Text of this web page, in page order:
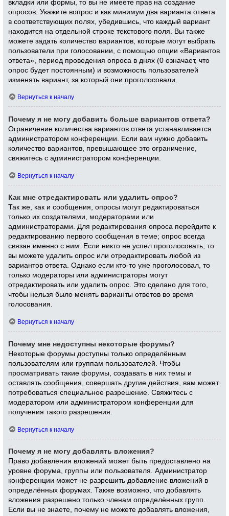
вкладки или формы, то вы не имеете прав на создание
опросов. Укажите вопрос и как минимум два варианта ответа
в соответствующих полях, убедившись, что каждый вариант
находится на отдельной строке текстового поля. Вы также
можете задать количество вариантов, которые могут выбрать
пользователи при голосовании, с помощью опции «Вариантов
ответа», период проведения опроса в днях (0 означает, что
опрос будет постоянным) и возможность пользователей
изменять вариант, за который они проголосовали.
Вернуться к началу
Почему я не могу добавить больше вариантов ответа?
Ограничение количества вариантов ответа устанавливается
администратором конференции. Если вам нужно добавить
количество вариантов, превышающее это ограничение,
свяжитесь с администратором конференции.
Вернуться к началу
Как мне отредактировать или удалить опрос?
Так же, как и сообщения, опросы могут редактироваться
только их создателями, модераторами или
администраторами. Для редактирования опроса перейдите к
редактированию первого сообщения в теме; опрос всегда
связан именно с ним. Если никто не успел проголосовать, то
вы можете удалить опрос или отредактировать любой из
вариантов ответа. Однако если кто-то уже проголосовал, то
только модераторы или администраторы могут
отредактировать или удалить опрос. Это сделано для того,
чтобы нельзя было менять варианты ответов во время
голосования.
Вернуться к началу
Почему мне недоступны некоторые форумы?
Некоторые форумы доступны только определённым
пользователям или группам пользователей. Чтобы
просматривать такие форумы, создавать в них темы и
оставлять сообщения, совершать другие действия, вам может
потребоваться специальное разрешение. Свяжитесь с
модератором или администратором конференции для
получения такого разрешения.
Вернуться к началу
Почему я не могу добавлять вложения?
Право добавления вложений может быть предоставлено на
уровне форума, группы или пользователя. Администратор
конференции может не разрешить добавление вложений в
определённых форумах. Также возможно, что добавлять
вложения разрешено только членам определённых групп.
Если вы не знаете, почему не можете добавлять вложения,